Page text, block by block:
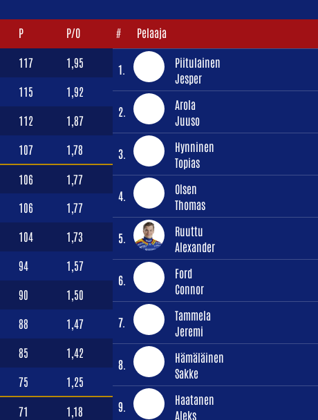
P P/O
117 1,95
115 1,92
112 1,87
107 1,78
106 1,77
106 1,77
104 1,73
94 1,57
90 1,50
88 1,47
85 1,42
75 1,25
71 1,18
# Pelaaja
1.
Piitulainen
Jesper
2.
Arola
Juuso
3.
Hynninen
Topias
4.
Olsen
Thomas
5.
Ruuttu
Alexander
6.
Ford
Connor
7.
Tammela
Jeremi
8.
Hämäläinen
Sakke
9.
Haatanen
Aleks